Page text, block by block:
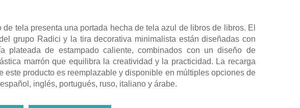
de tela presenta una portada hecha de tela azul de libros de libros. El
grupo Radici y la tira decorativa minimalista están diseñadas con
plateada de estampado caliente, combinados con un diseño de
marrón que equilibra la creatividad y la practicidad. La recarga
este producto es reemplazable y disponible en múltiples opciones de
inglés, portugués, ruso, italiano y árabe.